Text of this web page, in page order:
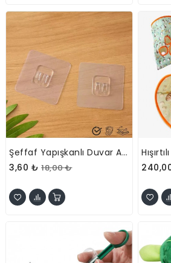
Şeffaf Yapışkanlı Duvar Askısı - Çift Kancalı Pratik Düzenleyici (1 Adet)
3,60 ₺ 18,00 ₺